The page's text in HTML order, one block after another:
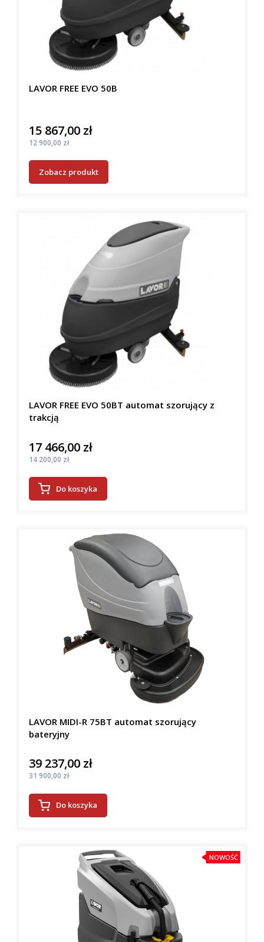
LAVOR FREE EVO 50B
Cena
15 867,00 zł
Cena
12 900,00 zł
Zobacz produkt
LAVOR FREE EVO 50BT automat szorujący z
trakcją
Cena
17 466,00 zł
Cena
14 200,00 zł
Do koszyka
LAVOR MIDI-R 75BT automat szorujący
bateryjny
Cena
39 237,00 zł
Cena
31 900,00 zł
Do koszyka
NOWOŚĆ